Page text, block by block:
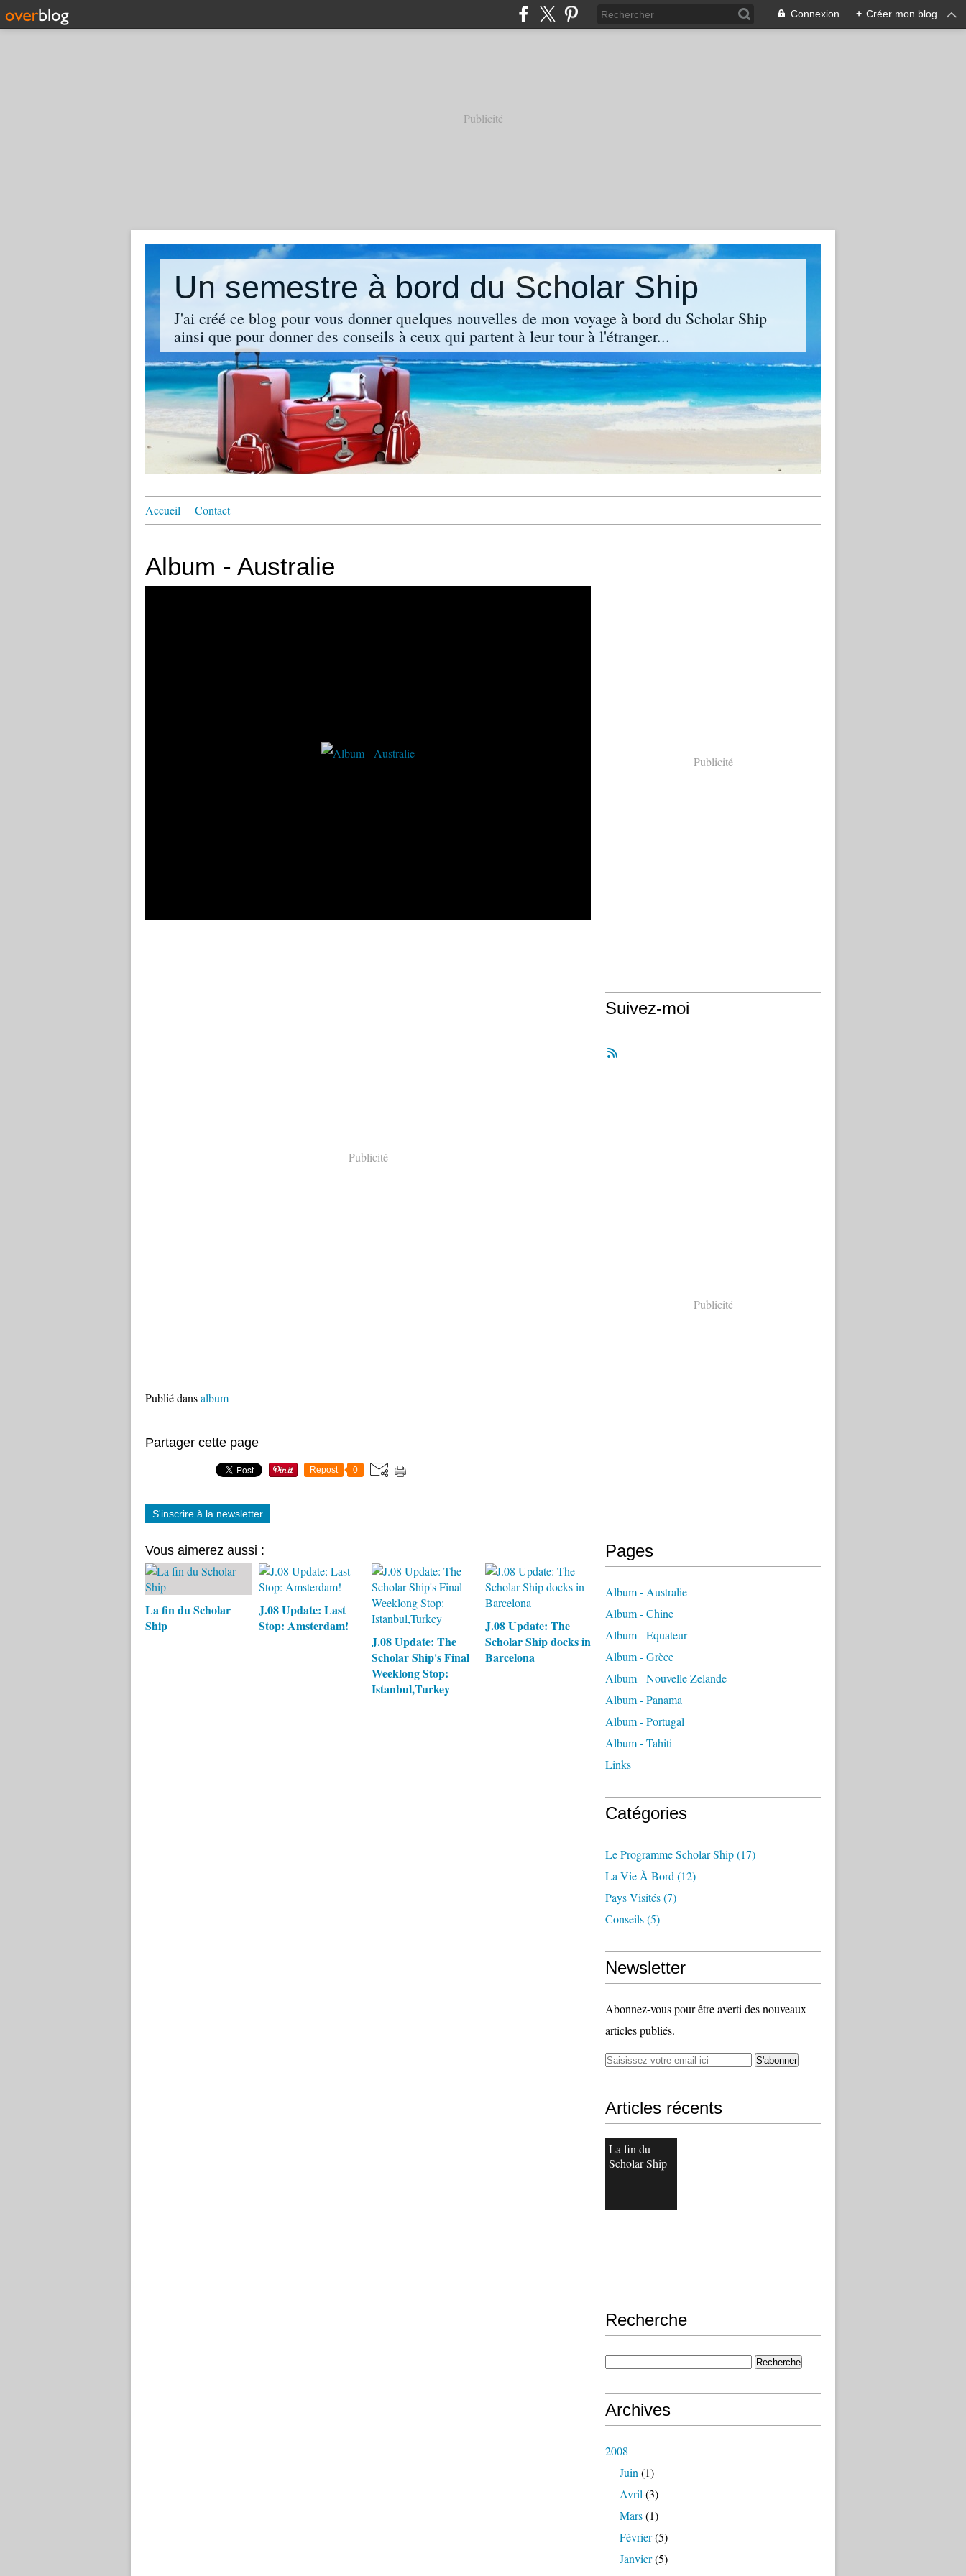
Connexion + Créer mon blog
Publicité
Un semestre à bord du Scholar Ship
J'ai créé ce blog pour vous donner quelques nouvelles de mon voyage à bord du Scholar Ship
ainsi que pour donner des conseils à ceux qui partent à leur tour à l'étranger...
Accueil Contact
Album - Australie
Publicité
Publié dansalbum
Partager cette page
Repost 0
S'inscrire à la newsletter
Vous aimerez aussi :
La fin du Scholar
Ship
J.08 Update: Last
Stop: Amsterdam!
J.08 Update: The
Scholar Ship's Final
Weeklong Stop:
Istanbul,Turkey
J.08 Update: The
Scholar Ship docks in
Barcelona
Publicité
Suivez-moi
Publicité
Pages
Album - Australie
Album - Chine
Album - Equateur
Album - Grèce
Album - Nouvelle Zelande
Album - Panama
Album - Portugal
Album - Tahiti
Links
Catégories
Le Programme Scholar Ship(17)
La Vie À Bord (12)
Pays Visités(7)
Conseils(5)
Newsletter
Abonnez-vous pour être averti des nouveaux
articles publiés.
Articles récents
La fin du
Scholar Ship
Recherche
Archives
2008
Juin (1)
Avril (3)
Mars(1)
Février(5)
Janvier(5)